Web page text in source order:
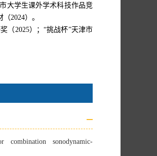
大学生课外学术科技作品竞
2024）。
（2025）； “挑战杯”天津市
combination sonodynamic-